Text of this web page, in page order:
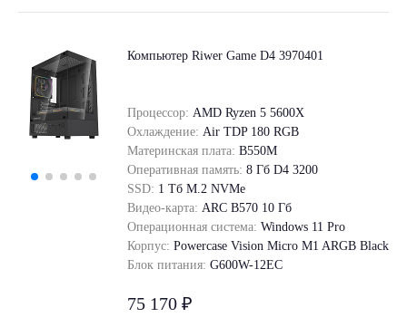
Компьютер Riwer Game D4 3970401
Процессор: AMD Ryzen 5 5600X
Охлаждение: Air TDP 180 RGB
Материнская плата: B550M
Оперативная память: 8 Гб D4 3200
SSD: 1 Tб M.2 NVMe
Видео-карта: ARC B570 10 Гб
Операционная система: Windows 11 Pro
Корпус: Powercase Vision Micro M1 ARGB Black
Блок питания: G600W-12EC
75 170 ₽